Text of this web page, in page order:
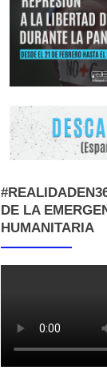
DE LA
HUMANITARIA